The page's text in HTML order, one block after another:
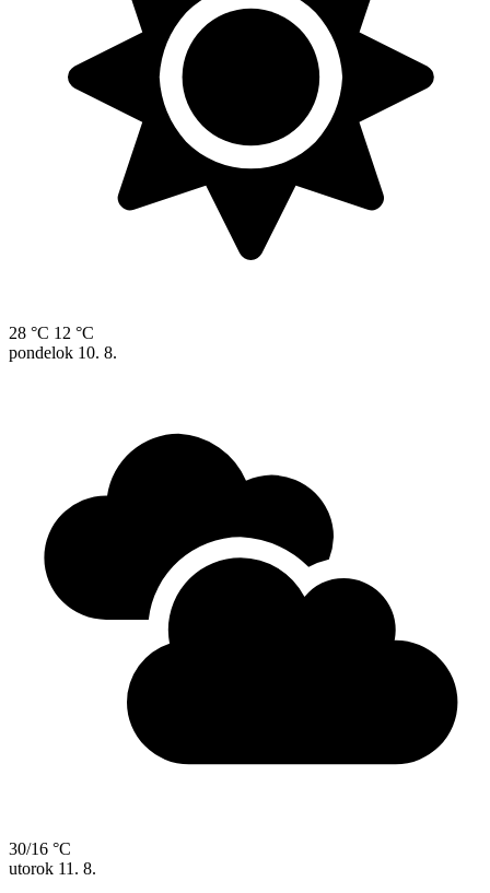
28 °C 12 °C
pondelok 10. 8.
30/16 °C
utorok 11. 8.